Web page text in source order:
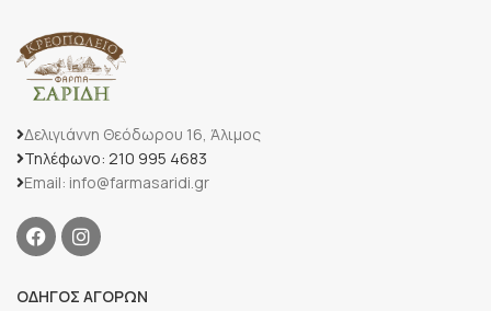
Δελιγιάννη Θεόδωρου 16, Άλιμος
Τηλέφωνο: 210 995 4683
Email: info@farmasaridi.gr
ΟΔΗΓΟΣ ΑΓΟΡΩΝ